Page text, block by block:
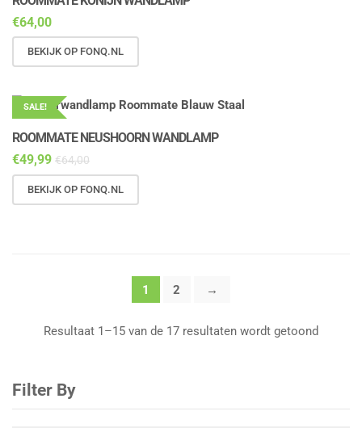
€64,00
BEKIJK OP FONQ.NL
SALE!
ROOMMATE NEUSHOORN WANDLAMP
€49,99 €64,00
BEKIJK OP FONQ.NL
1 2 →
Resultaat 1–15 van de 17 resultaten wordt getoond
Filter By